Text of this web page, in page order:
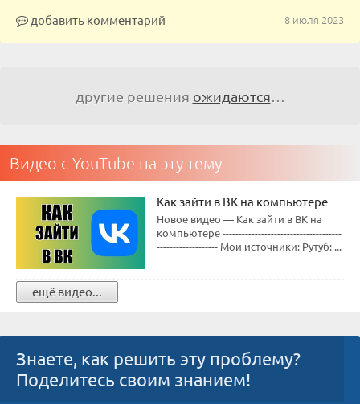
8 июля 2023
добавить комментарий
другие решения ожидаются
Видео с YouTube на эту тему
Как зайти в ВК на компьютере
Новое видео — Как зайти в ВК на
компьютере -------------------------------------
------------------- Мои источники: Рутуб: ...
ещё видео...
Знаете, как решить эту проблему?
Поделитесь своим знанием!